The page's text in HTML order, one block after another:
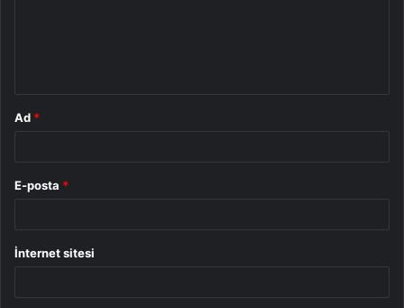
Ad *
E-posta *
İnternet sitesi